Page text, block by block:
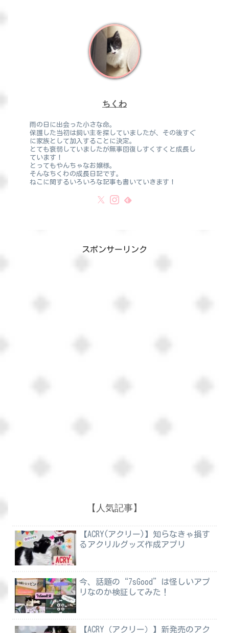
ちくわ
雨の日に出会った小さな命。
保護した当初は飼い主を探していましたが、その後すぐ
に家族として加入することに決定。
とても衰弱していましたが無事回復しすくすくと成長し
ています！
とってもやんちゃなお嬢様。
そんなちくわの成長日記です。
ねこに関するいろいろな記事も書いていきます！
スポンサーリンク
【人気記事】
【ACRY(アクリー)】知らなきゃ損す
るアクリルグッズ作成アプリ
今、話題の“7sGood”は怪しいアプ
リなのか検証してみた！
【ACRY（アクリー）】新発売のアク